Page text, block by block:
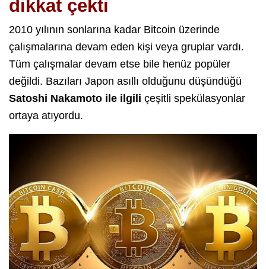
dikkat çekti
2010 yılının sonlarına kadar Bitcoin üzerinde
çalışmalarına devam eden kişi veya gruplar vardı.
Tüm çalışmalar devam etse bile henüz popüler
değildi. Bazıları Japon asıllı olduğunu düşündüğü
Satoshi Nakamoto ile ilgili çeşitli spekülasyonlar
ortaya atıyordu.